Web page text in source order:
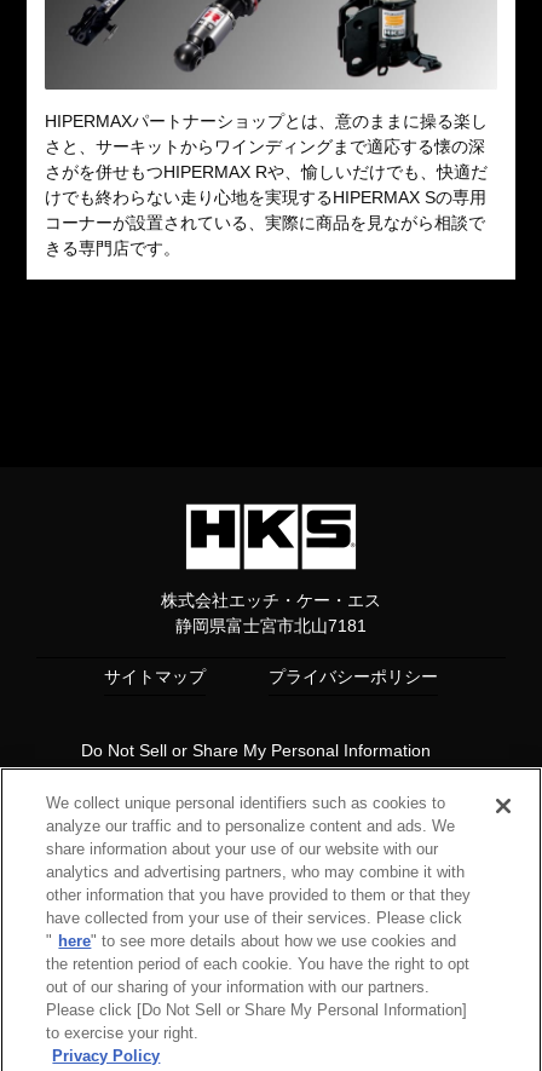
HIPERMAXパートナーショップとは、意のままに操る楽し
さと、サーキットからワインディングまで適応する懐の深
さがを併せもつHIPERMAX Rや、愉しいだけでも、快適だ
けでも終わらない走り心地を実現するHIPERMAX Sの専用
コーナーが設置されている、実際に商品を見ながら相談で
きる専門店です。
株式会社エッチ・ケー・エス
静岡県富士宮市北山7181
サイトマップ プライバシーポリシー
Do Not Sell or Share My Personal Information
Copyright© 1997 HKS Co., Ltd. all rights reserved.
We collect unique personal identifiers such as cookies to
analyze our traffic and to personalize content and ads. We
share information about your use of our website with our
analytics and advertising partners, who may combine it with
other information that you have provided to them or that they
have collected from your use of their services. Please click
" here" to see more details about how we use cookies and
the retention period of each cookie. You have the right to opt
out of our sharing of your information with our partners.
Please click [Do Not Sell or Share My Personal Information]
to exercise your right.
Privacy Policy